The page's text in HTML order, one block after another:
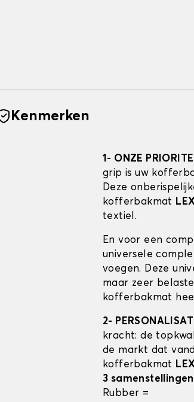
Kenmerken
1- ONZE
grip is uw
Deze
kofferbakmat
textiel.
En voor een
universele
voegen. Deze
maar zeer
kofferbakmat
2-
kracht: de
de markt dat
kofferbakmat
3
Rubber =